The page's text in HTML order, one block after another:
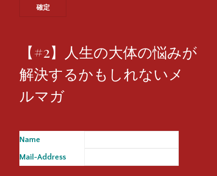
【#2】人生の大体の悩みが
解決するかもしれないメ
ルマガ
Name
Mail-Address